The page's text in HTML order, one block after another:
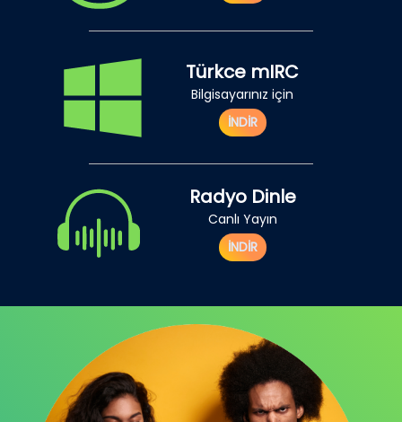
Türkce mIRC
Bilgisayarınız için
İNDİR
Radyo Dinle
Canlı Yayın
İNDİR